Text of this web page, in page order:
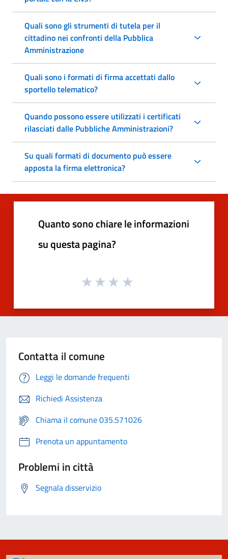
Quali sono gli strumenti di tutela per il
cittadino nei confronti della Pubblica
Amministrazione
Quali sono i formati di firma accettati dallo
sportello telematico?
Quando possono essere utilizzati i certificati
rilasciati dalle Pubbliche Amministrazioni?
Su quali formati di documento può essere
apposta la firma elettronica?
Quanto sono chiare le informazioni
su questa pagina?
Contatta il comune
Leggi le domande frequenti
Richiedi Assistenza
Chiama il comune 035.571026
Prenota un appuntamento
Problemi in città
Segnala disservizio